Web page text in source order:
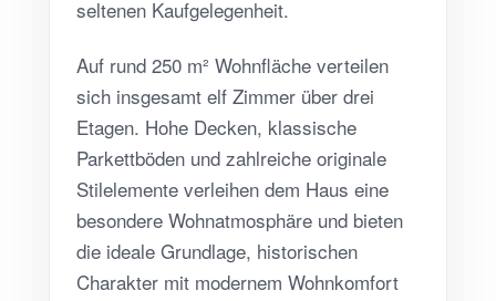
seltenen Kaufgelegenheit.
Auf rund 250 m² Wohnfläche verteilen
sich insgesamt elf Zimmer über drei
Etagen. Hohe Decken, klassische
Parkettböden und zahlreiche originale
Stilelemente verleihen dem Haus eine
besondere Wohnatmosphäre und bieten
die ideale Grundlage, historischen
Charakter mit modernem Wohnkomfort